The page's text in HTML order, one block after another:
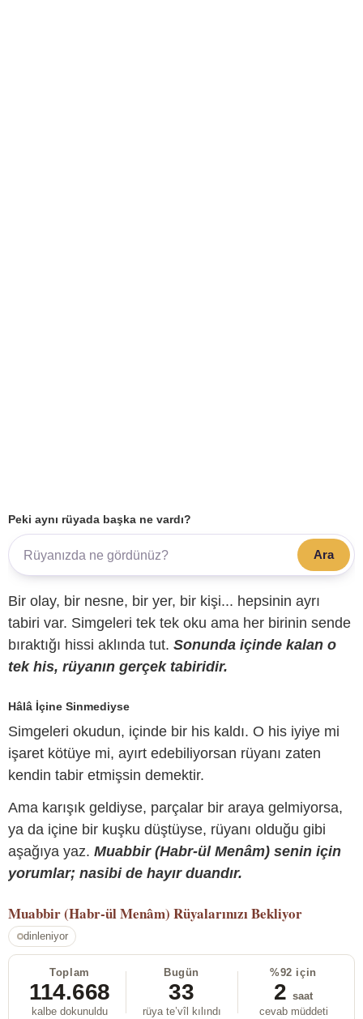
Peki aynı rüyada başka ne vardı?
Ara
Bir olay, bir nesne, bir yer, bir kişi... hepsinin ayrı
tabiri var. Simgeleri tek tek oku ama her birinin sende
bıraktığı hissi aklında tut. Sonunda içinde kalan o
tek his, rüyanın gerçek tabiridir.
Hâlâ İçine Sinmediyse
Simgeleri okudun, içinde bir his kaldı. O his iyiye mi
işaret kötüye mi, ayırt edebiliyorsan rüyanı zaten
kendin tabir etmişsin demektir.
Ama karışık geldiyse, parçalar bir araya gelmiyorsa,
ya da içine bir kuşku düştüyse, rüyanı olduğu gibi
aşağıya yaz. Muabbir (Habr-ül Menâm) senin için
yorumlar; nasibi de hayır duandır.
Muabbir (Habr-ül Menâm) Rüyalarınızı Bekliyor
dinleniyor
Toplam
114.668
kalbe dokunuldu
Bugün
33
rüya te’vîl kılındı
%92 için
2 saat
cevab müddeti